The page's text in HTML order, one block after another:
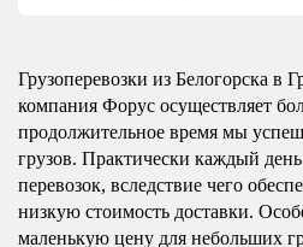
Грузоперевозки из Белогорска в
компания Форус осуществляет
продолжительное время мы
грузов. Практически каждый
перевозок, вследствие чего
низкую стоимость доставки.
маленькую цену для небольших